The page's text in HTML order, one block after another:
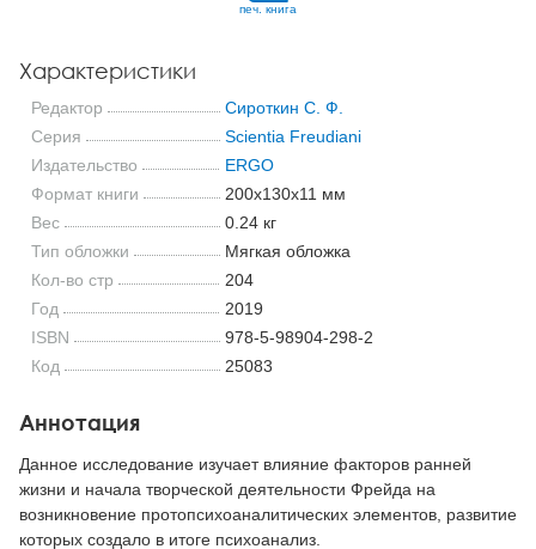
печ. книга
Характеристики
Редактор
Сироткин С. Ф.
Серия
Scientia Freudiani
Издательство
ERGO
Формат книги
200x130x11 мм
Вес
0.24 кг
Тип обложки
Мягкая обложка
Кол-во стр
204
Год
2019
ISBN
978-5-98904-298-2
Код
25083
Аннотация
Данное исследование изучает влияние факторов ранней
жизни и начала творческой деятельности Фрейда на
возникновение протопсихоаналитических элементов, развитие
которых создало в итоге психоанализ.